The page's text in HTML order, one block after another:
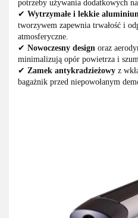
potrzeby używania dodatkowych
✔ Wytrzymałe i lekkie
tworzywem zapewnia trwałość i
atmosferyczne.
✔ Nowoczesny design oraz
minimalizują opór powietrza i
✔ Zamek antykradzieżowy z
bagażnik przed niepowołanym